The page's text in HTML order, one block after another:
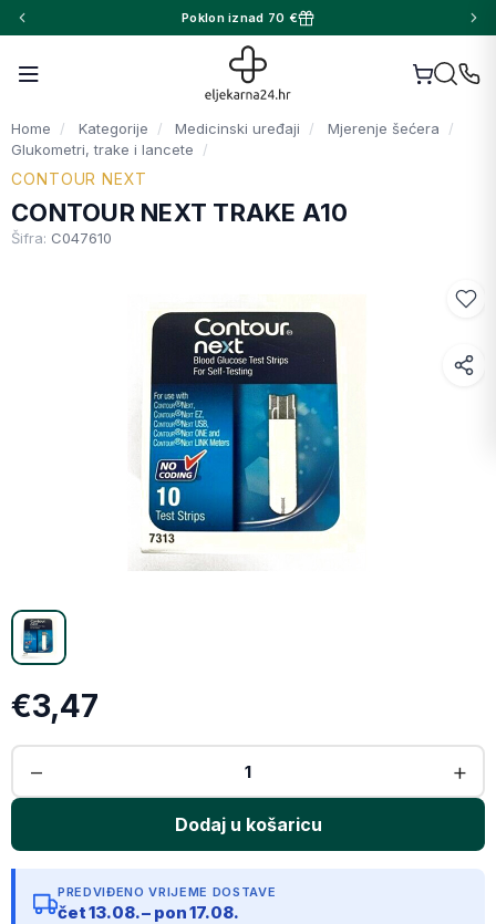
Poklon iznad 70 €
Home Kategorije Medicinski uređaji
Mjerenje šećera
Glukometri, trake i lancete
CONTOUR NEXT
CONTOUR NEXT TRAKE A10
Šifra: C047610
Facebook
WhatsApp
X (Twitter)
Email
€3,47
PREDVIĐENO VRIJEME DOSTAVE
čet 13.08. – pon 17.08.